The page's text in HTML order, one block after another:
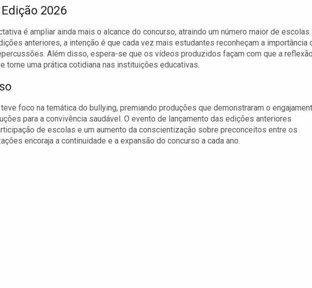
2026
é ampliar ainda mais o alcance do concurso, atraindo um número maior de escolas
anteriores, a intenção é que cada vez mais estudantes reconheçam a importância
Além disso, espera-se que os vídeos produzidos façam com que a
torne uma prática cotidiana nas instituições educativas.
foco na temática do bullying, premiando produções que demonstraram o
para a convivência saudável. O evento de lançamento das edições anteriores
de escolas e um aumento da conscientização sobre preconceitos entre os
encoraja a continuidade e a expansão do concurso a cada ano.